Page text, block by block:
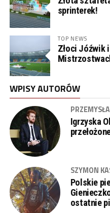
sprinterek!
TOP NEWS
Złoci Jóźwik
WPISY AUTORÓW
Igrzyska
SZYMON
Polskie
ostatnie